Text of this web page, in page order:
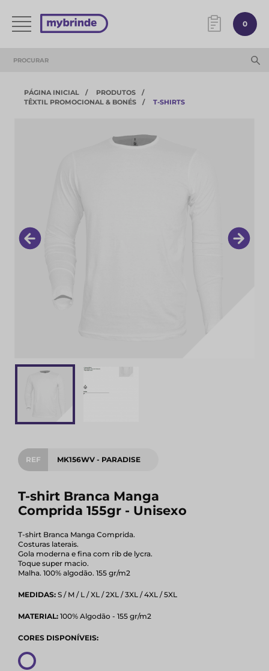
0
PÁGINA INICIAL
PRODUTOS
TÊXTIL PROMOCIONAL & BONÉS
T-SHIRTS
REF MK156WV - PARADISE
T-shirt Branca Manga
Comprida 155gr - Unisexo
T-shirt Branca Manga Comprida.
Costuras laterais.
Gola moderna e fina com rib de lycra.
Toque super macio.
Malha. 100% algodão. 155 gr/m2
MEDIDAS: S / M / L / XL / 2XL / 3XL / 4XL / 5XL
MATERIAL: 100% Algodão - 155 gr/m2
CORES DISPONÍVEIS: